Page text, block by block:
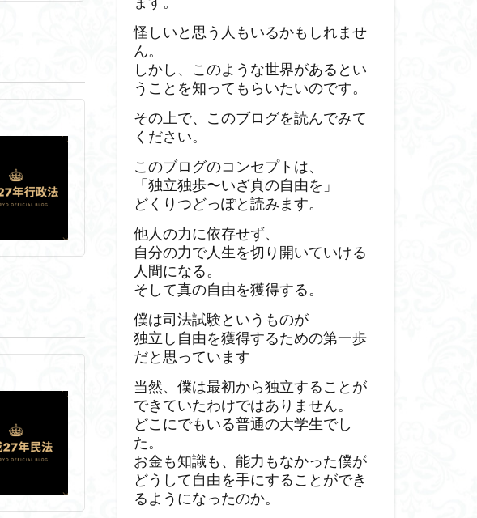
怪しいと思う人もいるかもしれませ
ん。
しかし、このような世界があるとい
うことを知ってもらいたいのです。
その上で、このブログを読んでみて
ください。
このブログのコンセプトは、
「独立独歩〜いざ真の自由を」
どくりつどっぽと読みます。
他人の力に依存せず、
自分の力で人生を切り開いていける
人間になる。
そして真の自由を獲得する。
僕は司法試験というものが
独立し自由を獲得するための第一歩
だと思っています
当然、僕は最初から独立することが
できていたわけではありません。
どこにでもいる普通の大学生でし
た。
お金も知識も、能力もなかった僕が
どうして自由を手にすることができ
るようになったのか。